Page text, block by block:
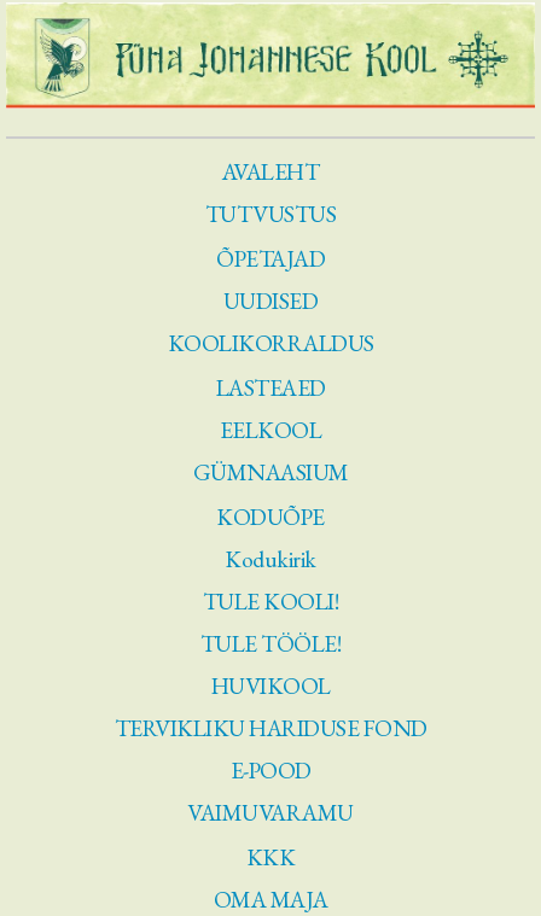
AVALEHT
TUTVUSTUS
ÕPETAJAD
UUDISED
KOOLIKORRALDUS
LASTEAED
EELKOOL
GÜMNAASIUM
KODUÕPE
Kodukirik
TULE KOOLI!
TULE TÖÖLE!
HUVIKOOL
TERVIKLIKU HARIDUSE FOND
E-POOD
VAIMUVARAMU
KKK
OMA MAJA